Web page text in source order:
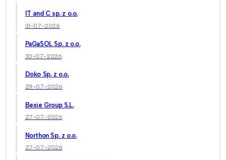
IT and C sp. z o.o.
31-07-2026
PaGaSOL Sp. z o.o.
30-07-2026
Doko Sp. z o.o.
29-07-2026
Bexie Group S.L.
27-07-2026
Northon Sp. z o.o.
27-07-2026